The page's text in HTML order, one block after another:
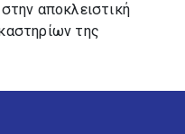
αποκλειστική
της